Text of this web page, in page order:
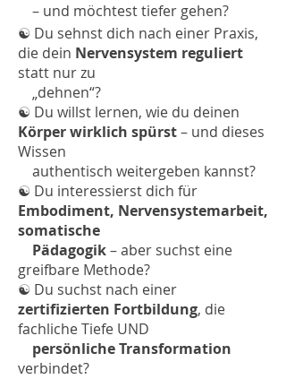
– und möchtest tiefer gehen?
☯︎ Du sehnst dich nach einer Praxis,
die dein Nervensystem reguliert
statt nur zu
„dehnen“?
☯︎ Du willst lernen, wie du deinen
Körper wirklich spürst– und dieses
Wissen
authentisch weitergeben kannst?
☯︎ Du interessierst dich für
Embodiment, Nervensystemarbeit,
somatische
Pädagogik– aber suchst eine
greifbare Methode?
☯︎ Du suchst nach einer
zertifizierten Fortbildung, die
fachliche Tiefe UND
persönliche Transformation
verbindet?